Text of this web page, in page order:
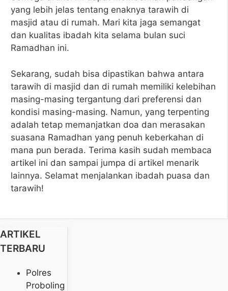
yang lebih jelas tentang enaknya tarawih di
masjid atau di rumah. Mari kita jaga semangat
dan kualitas ibadah kita selama bulan suci
Ramadhan ini.
Sekarang, sudah bisa dipastikan bahwa antara
tarawih di masjid dan di rumah memiliki kelebihan
masing-masing tergantung dari preferensi dan
kondisi masing-masing. Namun, yang terpenting
adalah tetap memanjatkan doa dan merasakan
suasana Ramadhan yang penuh keberkahan di
mana pun berada. Terima kasih sudah membaca
artikel ini dan sampai jumpa di artikel menarik
lainnya. Selamat menjalankan ibadah puasa dan
tarawih!
ARTIKEL
TERBARU
Polres
Proboling